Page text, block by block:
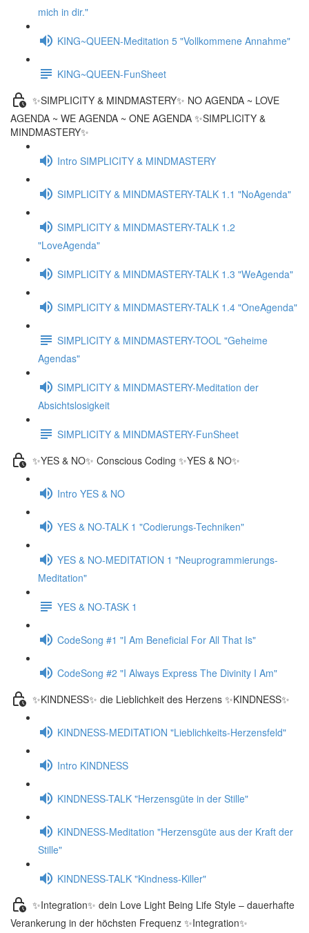
mich in dir."
KING~QUEEN-Meditation 5 "Vollkommene Annahme"
KING~QUEEN-FunSheet
✨SIMPLICITY & MINDMASTERY✨ NO AGENDA ~ LOVE
AGENDA ~ WE AGENDA ~ ONE AGENDA ✨SIMPLICITY &
MINDMASTERY✨
Intro SIMPLICITY & MINDMASTERY
SIMPLICITY & MINDMASTERY-TALK 1.1 "NoAgenda"
SIMPLICITY & MINDMASTERY-TALK 1.2
"LoveAgenda"
SIMPLICITY & MINDMASTERY-TALK 1.3 "WeAgenda"
SIMPLICITY & MINDMASTERY-TALK 1.4 "OneAgenda"
SIMPLICITY & MINDMASTERY-TOOL "Geheime
Agendas"
SIMPLICITY & MINDMASTERY-Meditation der
Absichtslosigkeit
SIMPLICITY & MINDMASTERY-FunSheet
✨YES & NO✨ Conscious Coding ✨YES & NO✨
Intro YES & NO
YES & NO-TALK 1 "Codierungs-Techniken"
YES & NO-MEDITATION 1 "Neuprogrammierungs-
Meditation"
YES & NO-TASK 1
CodeSong #1 "I Am Beneficial For All That Is"
CodeSong #2 "I Always Express The Divinity I Am"
✨KINDNESS✨ die Lieblichkeit des Herzens ✨KINDNESS✨
KINDNESS-MEDITATION "Lieblichkeits-Herzensfeld"
Intro KINDNESS
KINDNESS-TALK "Herzensgüte in der Stille"
KINDNESS-Meditation "Herzensgüte aus der Kraft der
Stille"
KINDNESS-TALK "Kindness-Killer"
✨Integration✨ dein Love Light Being Life Style – dauerhafte
Verankerung in der höchsten Frequenz ✨Integration✨